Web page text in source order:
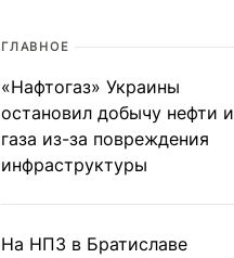
ГЛАВНОЕ
«Нафтогаз» Украины
остановил добычу нефти и
газа из-за повреждения
инфраструктуры
На НПЗ в Братиславе